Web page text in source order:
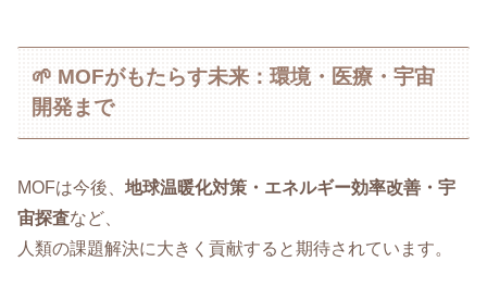
🌱 MOFがもたらす未来：環境・医療・宇宙
開発まで
MOFは今後、 地球温暖化対策・エネルギー効率改善・宇
宙探査など、
人類の課題解決に大きく貢献すると期待されています。